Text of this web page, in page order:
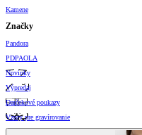
Kamene
Značky
Pandora
PDPAOLA
Novinky
Výpredaj
Darčekové poukazy
Vzory pre gravírovanie